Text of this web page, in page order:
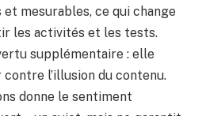
mesurables, ce qui change
les activités et les tests.
supplémentaire : elle
l’illusion du contenu.
donne le sentiment